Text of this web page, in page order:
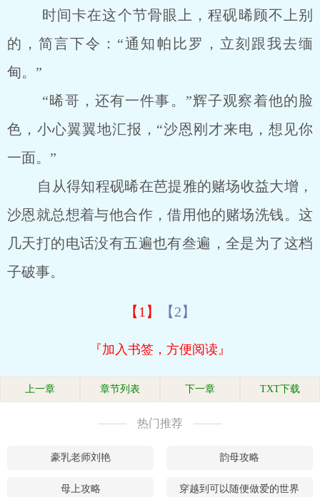
时间卡在这个节骨眼上，程砚晞顾不上别
的，简言下令：“通知帕比罗，立刻跟我去缅
甸。”
“晞哥，还有一件事。”辉子观察着他的脸
色，小心翼翼地汇报，“沙恩刚才来电，想见你
一面。”
自从得知程砚晞在芭提雅的赌场收益大增，
沙恩就总想着与他合作，借用他的赌场洗钱。这
几天打的电话没有五遍也有叁遍，全是为了这档
子破事。
【1】 【2】
『加入书签，方便阅读』
上一章 章节列表 下一章 TXT下载
热门推荐
豪乳老师刘艳 韵母攻略
母上攻略 穿越到可以随便做爱的世界